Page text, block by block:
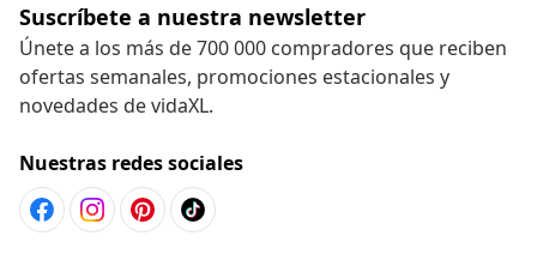
Suscríbete a nuestra newsletter
Únete a los más de 700 000 compradores que reciben
ofertas semanales, promociones estacionales y
novedades de vidaXL.
Nuestras redes sociales